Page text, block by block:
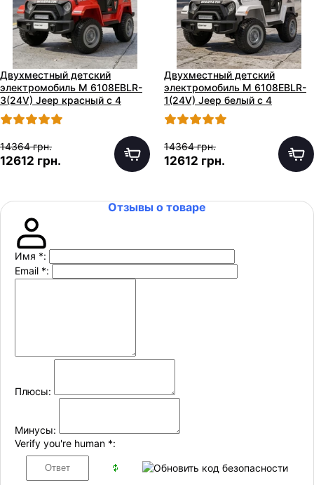
Двухместный детский
электромобиль M 6108EBLR-
3(24V) Jeep красный с 4
моторами
14364 грн.
12612 грн.
Двухместный детский
электромобиль M 6108EBLR-
1(24V) Jeep белый с 4
моторами
14364 грн.
12612 грн.
Отзывы о товаре
Имя *:
Email *:
Плюсы:
Минусы:
Verify you're human *: